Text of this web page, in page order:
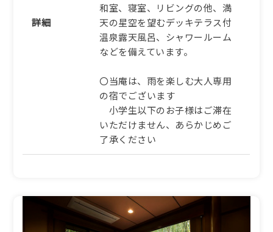
ふるさと納税宿泊クーポン対象施
設
【冬早割60】早めのご予約
で最大9％引き。日本海の
と銘牛・但馬牛【AG】
1泊2食付き
85,932円/人/泊 ～
詳細
【冬早割60】早めのご予約
で最大9％引き。蟹しゃぶ
詳細
和室、寝室、リビングの他、満
天の星空を望むデッキテラス付
温泉露天風呂、シャワールーム
などを備えています。
〇当庵は、雨を楽しむ大人専用
の宿でございます
小学生以下のお子様はご滞在
いただけません、あらかじめご
了承ください